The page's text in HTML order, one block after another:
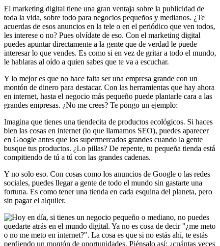
El marketing digital tiene una gran ventaja sobre la publicidad de
toda la vida, sobre todo para negocios pequeños y medianos. ¿Te
acuerdas de esos anuncios en la tele o en el periódico que ven todos,
les interese o no? Pues olvídate de eso. Con el marketing digital
puedes apuntar directamente a la gente que de verdad le puede
interesar lo que vendes. Es como si en vez de gritar a todo el mundo,
le hablaras al oído a quien sabes que te va a escuchar.
Y lo mejor es que no hace falta ser una empresa grande con un
montón de dinero para destacar. Con las herramientas que hay ahora
en internet, hasta el negocio más pequeño puede plantarle cara a las
grandes empresas. ¿No me crees? Te pongo un ejemplo:
Imagina que tienes una tiendecita de productos ecológicos. Si haces
bien las cosas en internet (lo que llamamos SEO), puedes aparecer
en Google antes que los supermercados grandes cuando la gente
busque tus productos. ¿Lo pillas? De repente, tu pequeña tienda está
compitiendo de tú a tú con las grandes cadenas.
Y no solo eso. Con cosas como los anuncios de Google o las redes
sociales, puedes llegar a gente de todo el mundo sin gastarte una
fortuna. Es como tener una tienda en cada esquina del planeta, pero
sin pagar el alquiler.